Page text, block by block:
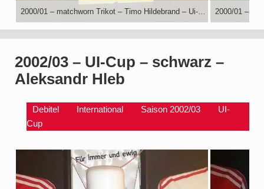
2002/03 – UI-Cup – schwarz –
Aleksandr Hleb
Debitel International Saison 2002/03
UI-
Cup